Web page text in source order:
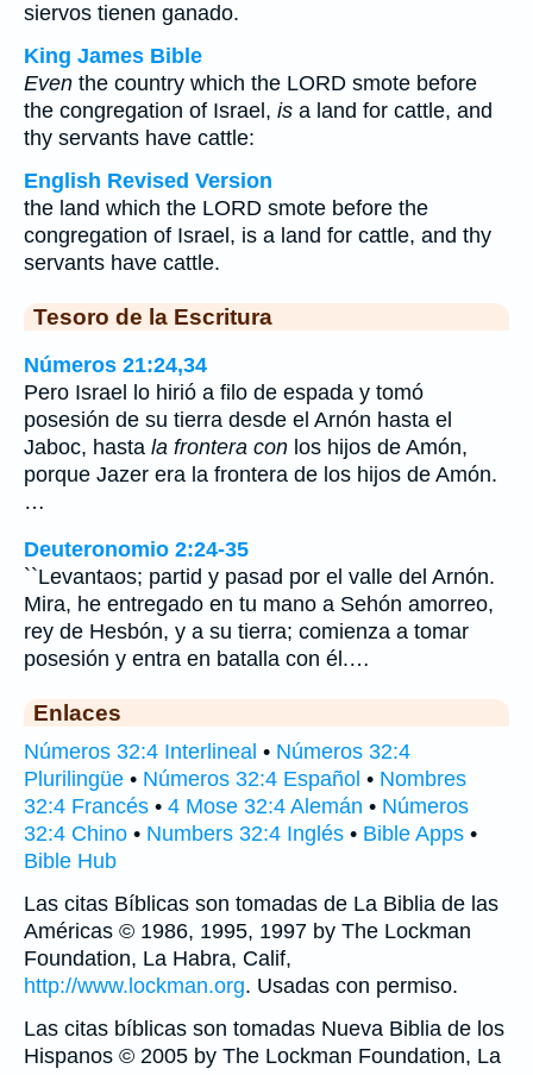
siervos tienen ganado.
King James Bible
Even the country which the LORD smote before
the congregation of Israel, is a land for cattle, and
thy servants have cattle:
English Revised Version
the land which the LORD smote before the
congregation of Israel, is a land for cattle, and thy
servants have cattle.
Tesoro de la Escritura
Números 21:24,34
Pero Israel lo hirió a filo de espada y tomó
posesión de su tierra desde el Arnón hasta el
Jaboc, hasta la frontera con los hijos de Amón,
porque Jazer era la frontera de los hijos de Amón.
…
Deuteronomio 2:24-35
``Levantaos; partid y pasad por el valle del Arnón.
Mira, he entregado en tu mano a Sehón amorreo,
rey de Hesbón, y a su tierra; comienza a tomar
posesión y entra en batalla con él.…
Enlaces
Números 32:4 Interlineal • Números 32:4
Plurilingüe • Números 32:4 Español • Nombres
32:4 Francés • 4 Mose 32:4 Alemán • Números
32:4 Chino • Numbers 32:4 Inglés • Bible Apps •
Bible Hub
Las citas Bíblicas son tomadas de La Biblia de las
Américas © 1986, 1995, 1997 by The Lockman
Foundation, La Habra, Calif,
http://www.lockman.org. Usadas con permiso.
Las citas bíblicas son tomadas Nueva Biblia de los
Hispanos © 2005 by The Lockman Foundation, La